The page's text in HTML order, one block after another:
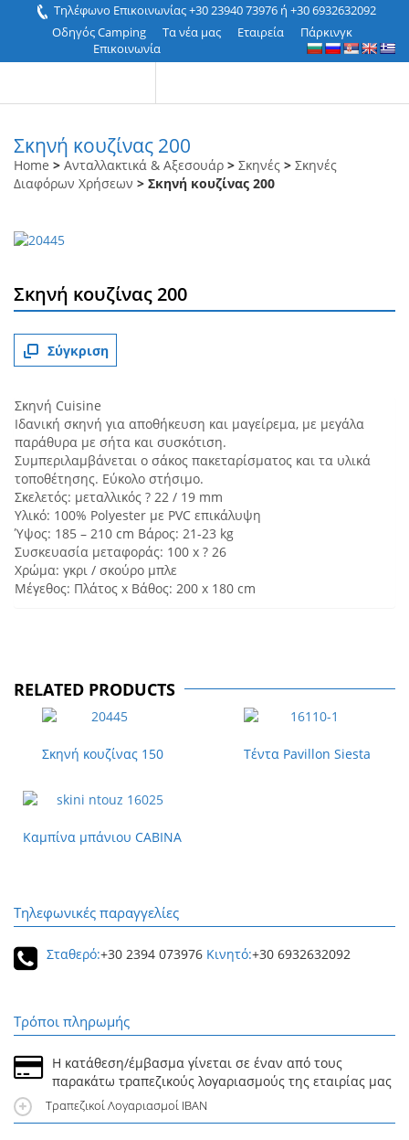
Τηλέφωνο Επικοινωνίας +30 23940 73976 ή +30 6932632092
Οδηγός Camping
Τα νέα μας Εταιρεία
Πάρκινγκ
Επικοινωνία
Σκηνή κουζίνας 200
Home > Ανταλλακτικά & Αξεσουάρ > Σκηνές > Σκηνές
Διαφόρων Χρήσεων > Σκηνή κουζίνας 200
Σκηνή κουζίνας 200
Σύγκριση
Σκηνή Cuisine
Ιδανική σκηνή για αποθήκευση και μαγείρεμα, με μεγάλα
παράθυρα με σήτα και συσκότιση.
Συμπεριλαμβάνεται ο σάκος πακεταρίσματος και τα υλικά
τοποθέτησης. Εύκολο στήσιμο.
Σκελετός: μεταλλικός ? 22 / 19 mm
Υλικό: 100% Polyester με PVC επικάλυψη
Ύψος: 185 – 210 cm Βάρος: 21-23 kg
Συσκευασία μεταφοράς: 100 x ? 26
Χρώμα: γκρι / σκούρο μπλε
Μέγεθος: Πλάτος x Bάθος: 200 x 180 cm
RELATED PRODUCTS
Τέντα Pavillon Siesta
Σκηνή κουζίνας 150
Καμπίνα μπάνιου CABINA
Τηλεφωνικές παραγγελίες
Σταθερό:+30 2394 073976 Κινητό:+30 6932632092
Τρόποι πληρωμής
Η κατάθεση/έμβασμα γίνεται σε έναν από τους
παρακάτω τραπεζικούς λογαριασμούς της εταιρίας μας
Τραπεζικοί Λογαριασμοί IBAN